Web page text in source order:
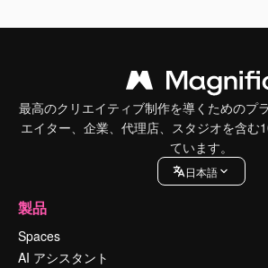
最高のクリエイティブ制作を導くためのプ
エイター、企業、代理店、スタジオを含む
ています。
日本語
製品
Spaces
AI アシスタント